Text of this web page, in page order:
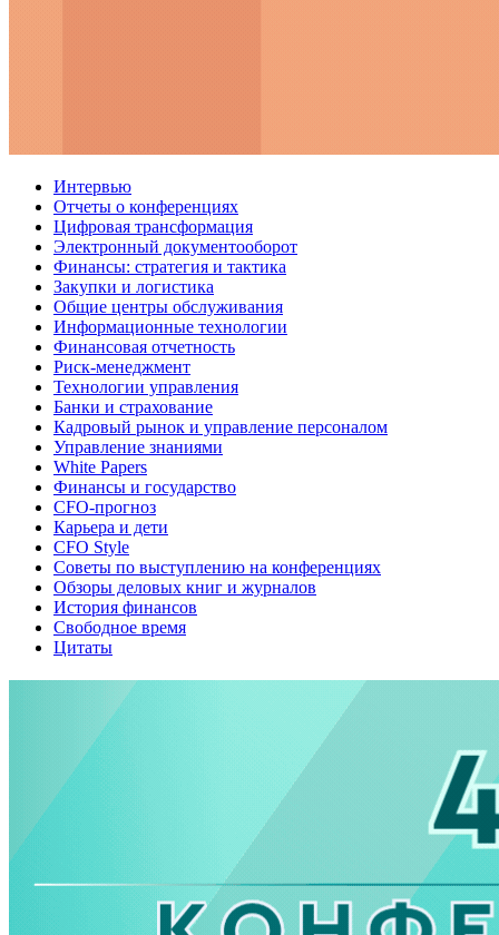
Интервью
Отчеты о конференциях
Цифровая трансформация
Электронный документооборот
Финансы: стратегия и тактика
Закупки и логистика
Общие центры обслуживания
Информационные технологии
Финансовая отчетность
Риск-менеджмент
Технологии управления
Банки и страхование
Кадровый рынок и управление персоналом
Управление знаниями
White Papers
Финансы и государство
CFO-прогноз
Карьера и дети
CFO Style
Советы по выступлению на конференциях
Обзоры деловых книг и журналов
История финансов
Свободное время
Цитаты